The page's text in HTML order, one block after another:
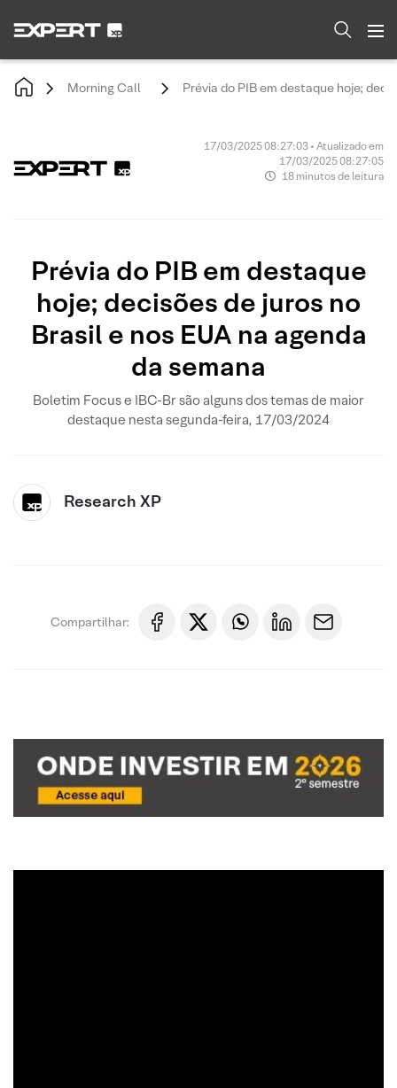
Morning Call Prévia do PIB em destaque hoje;
17/03/2025 08:27:03 • Atualizado em
17/03/2025 08:27:05
18 minutos de leitura
Prévia do PIB em destaque
hoje; decisões de juros no
Brasil e nos EUA na agenda
da semana
Boletim Focus e IBC-Br são alguns dos temas de maior
destaque nesta segunda-feira, 17/03/2024
Research XP
Compartilhar: